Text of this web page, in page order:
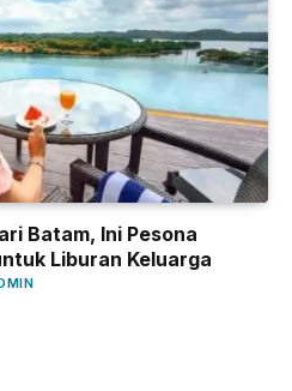
Batam, Ini Pesona
Liburan Keluarga